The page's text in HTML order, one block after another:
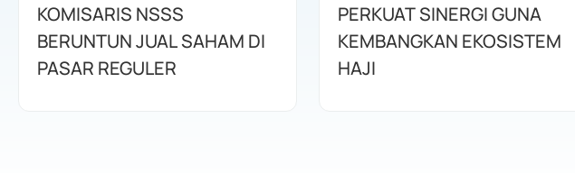
KOMISARIS NSSS
BERUNTUN JUAL SAHAM DI
PASAR REGULER
PERKUAT SINERGI GUNA
KEMBANGKAN EKOSISTEM
HAJI